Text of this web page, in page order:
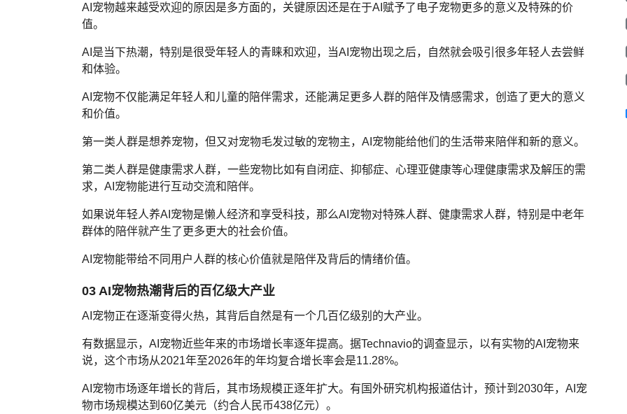
AI宠物越来越受欢迎的原因是多方面的，关键原因还是在于AI赋予了电子宠物更多的意义及特殊的价
值。
AI是当下热潮，特别是很受年轻人的青睐和欢迎，当AI宠物出现之后，自然就会吸引很多年轻人去尝鲜
和体验。
AI宠物不仅能满足年轻人和儿童的陪伴需求，还能满足更多人群的陪伴及情感需求，创造了更大的意义
和价值。
第一类人群是想养宠物，但又对宠物毛发过敏的宠物主，AI宠物能给他们的生活带来陪伴和新的意义。
第二类人群是健康需求人群，一些宠物比如有自闭症、抑郁症、心理亚健康等心理健康需求及解压的需
求，AI宠物能进行互动交流和陪伴。
如果说年轻人养AI宠物是懒人经济和享受科技，那么AI宠物对特殊人群、健康需求人群，特别是中老年
群体的陪伴就产生了更多更大的社会价值。
AI宠物能带给不同用户人群的核心价值就是陪伴及背后的情绪价值。
03 AI宠物热潮背后的百亿级大产业
AI宠物正在逐渐变得火热，其背后自然是有一个几百亿级别的大产业。
有数据显示，AI宠物近些年来的市场增长率逐年提高。据Technavio的调查显示，以有实物的AI宠物来
说，这个市场从2021年至2026年的年均复合增长率会是11.28%。
AI宠物市场逐年增长的背后，其市场规模正逐年扩大。有国外研究机构报道估计，预计到2030年，AI宠
物市场规模达到60亿美元（约合人民币438亿元）。